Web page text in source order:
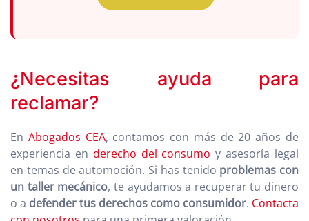
¿Necesitas ayuda para
reclamar?
En Abogados CEA, contamos con más de 20 años de
experiencia en derecho del consumo y asesoría legal
en temas de automoción. Si has tenido problemas con
un taller mecánico, te ayudamos a recuperar tu dinero
o a defender tus derechos como consumidor. Contacta